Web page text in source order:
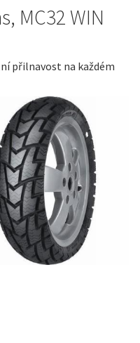
MC32 WIN
přilnavost na každém